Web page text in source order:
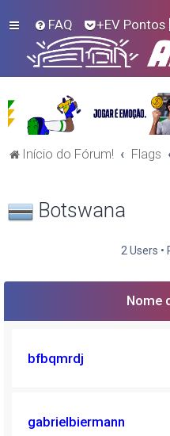
FAQ +EV Pontos
Início do Fórum! Flags
Botswana
2 Users •
Nome
bfbqmrdj
gabrielbiermann